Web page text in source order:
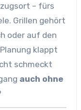
– fürs
Grillen gehört
oder auf den
klappt
schmeckt
auch ohne